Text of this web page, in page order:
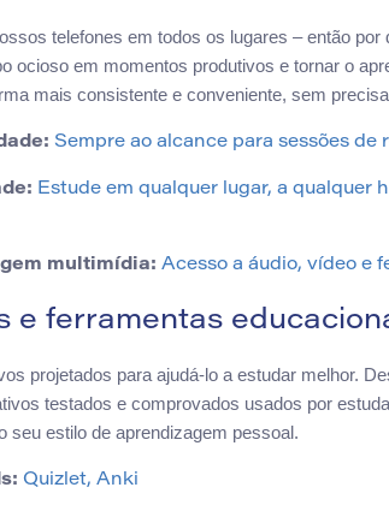
telefones em todos os lugares – então
ocioso em momentos produtivos e tornar o
mais consistente e conveniente, sem
Sempre ao alcance para sessões de
Estude em qualquer lugar, a qualquer
multimídia: Acesso a áudio, vídeo e
e ferramentas
projetados para ajudá-lo a estudar melhor.
testados e comprovados usados por
seu estilo de aprendizagem pessoal.
Quizlet, Anki